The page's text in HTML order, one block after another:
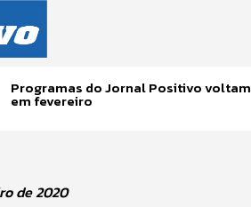
Programas do Jornal Positivo voltam
em fevereiro
de 2020